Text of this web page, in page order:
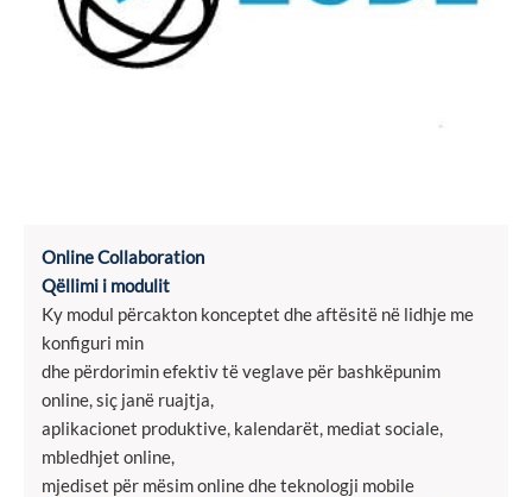
Online Collaboration
Qëllimi i modulit
Ky modul përcakton konceptet dhe aftësitë në lidhje me
konfiguri min
dhe përdorimin efektiv të veglave për bashkëpunim
online, siç janë ruajtja,
aplikacionet produktive, kalendarët, mediat sociale,
mbledhjet online,
mjediset për mësim online dhe teknologji mobile